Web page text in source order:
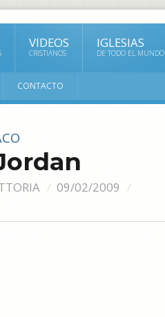
VIDEOS
CRISTIANOS
IGLESIAS
DE TODO EL MUNDO
CONTACTO
09/02/2009